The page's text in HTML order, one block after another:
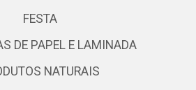
FESTA
DE PAPEL E LAMINADA
NATURAIS